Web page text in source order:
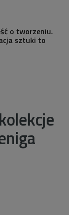
o tworzeniu.
sztuki to